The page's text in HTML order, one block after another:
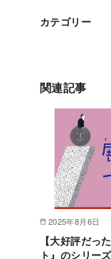
カテゴリー
関連記事
2025年8月6日
【大好評だっ
ト』のシリー